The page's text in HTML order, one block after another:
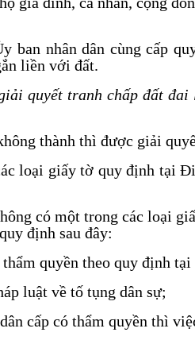
nhân dân cùng cấp
liền với đất.
quyết tranh chấp đất
thành thì được giải
loại giấy tờ quy định tại
có một trong các loại
định sau đây:
quyền theo quy định
luật về tố tụng dân sự;
cấp có thẩm quyền thì